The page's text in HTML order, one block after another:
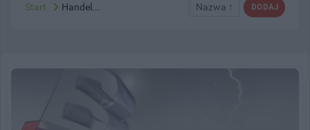
DODAJ
Nazwa ↑
Start Handel...